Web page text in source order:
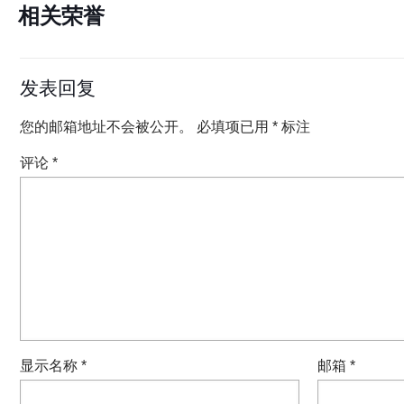
相关荣誉
发表回复
您的邮箱地址不会被公开。 必填项已用 * 标注
评论 *
显示名称 * 邮箱 *